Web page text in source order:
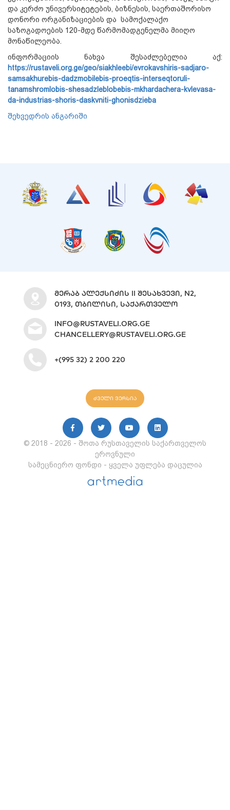
და კერძო უნივერსიტეტების, ბიზნესის, საერთაშორისო
დონორი ორგანიზაციების და სამოქალაქო
საზოგადოების 120-მდე წარმომადგენელმა მიიღო
მონაწილეობა.
ინფორმაციის ნახვა შესაძლებელია აქ:
https://rustaveli.org.ge/geo/siakhleebi/evrokavshiris-sadjaro-
samsakhurebis-dadzmobilebis-proeqtis-interseqtoruli-
tanamshromlobis-shesadzleblobebis-mkhardachera-kvlevasa-
da-industrias-shoris-daskvniti-ghonisdzieba
შეხვედრის ანგარიში
© 2018 - 2026 - შოთა რუსთაველის საქართველოს
ეროვნული
სამეცნიერო ფონდი - ყველა უფლება დაცულია
ᲛᲔᲠᲐᲑ ᲐᲚᲔᲥᲡᲘᲫᲘᲡ II ᲨᲔᲡᲐᲮᲕᲔᲕᲘ, N2,
0193, ᲗᲑᲘᲚᲘᲡᲘ, ᲡᲐᲥᲐᲠᲗᲕᲔᲚᲝ
INFO@RUSTAVELI.ORG.GE
CHANCELLERY@RUSTAVELI.ORG.GE
+(995 32) 2 200 220
ძველი ვერსია